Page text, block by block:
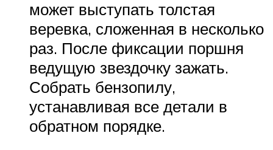
может выступать толстая
веревка, сложенная в несколько
раз. После фиксации поршня
ведущую звездочку зажать.
Собрать бензопилу,
устанавливая все детали в
обратном порядке.